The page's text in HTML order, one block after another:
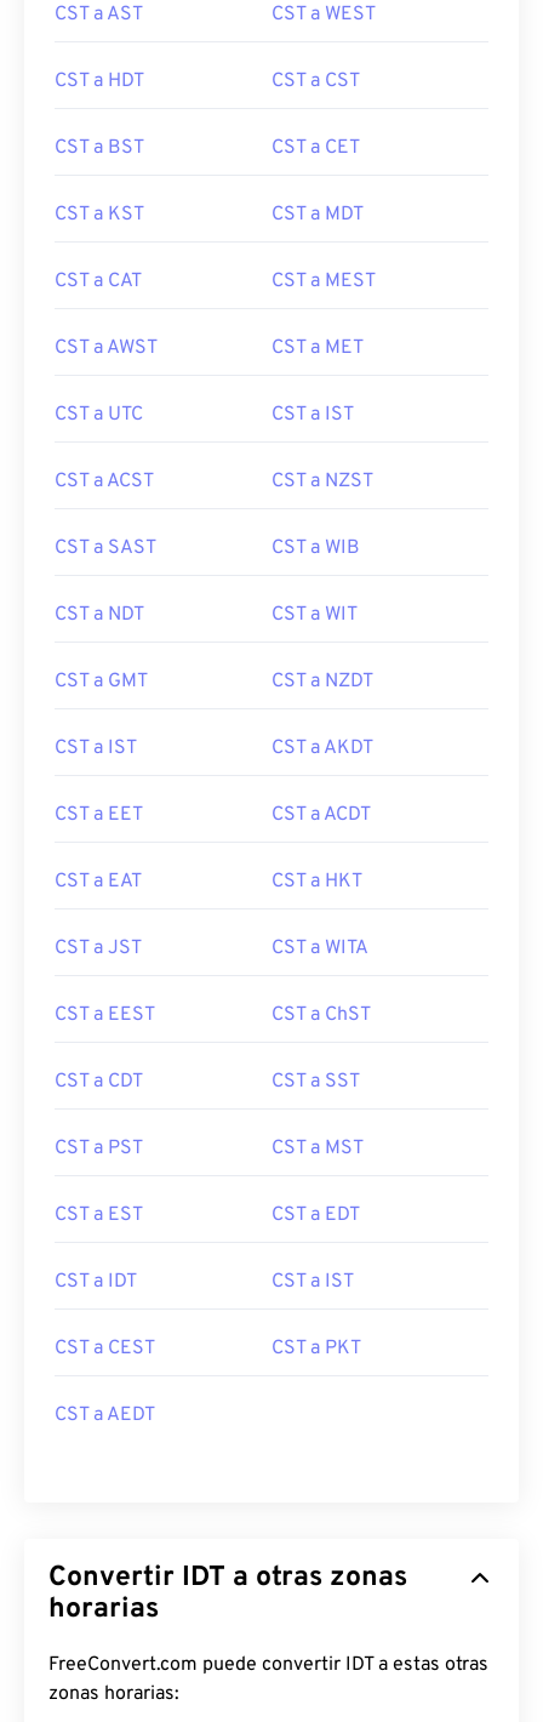
CST a AST CST a WEST
CST a HDT CST a CST
CST a BST CST a CET
CST a KST CST a MDT
CST a CAT CST a MEST
CST a AWST CST a MET
CST a UTC CST a IST
CST a ACST CST a NZST
CST a SAST CST a WIB
CST a NDT CST a WIT
CST a GMT CST a NZDT
CST a IST CST a AKDT
CST a EET CST a ACDT
CST a EAT CST a HKT
CST a JST CST a WITA
CST a EEST CST a ChST
CST a CDT CST a SST
CST a PST CST a MST
CST a EST CST a EDT
CST a IDT CST a IST
CST a CEST CST a PKT
CST a AEDT
Convertir IDT a otras zonas
horarias
FreeConvert.com puede convertir IDT a estas otras
zonas horarias: